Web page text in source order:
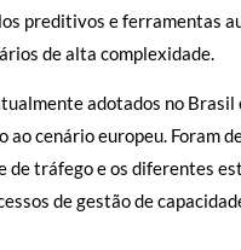
preditivos e ferramentas
de alta complexidade.
adotados no Brasil
cenário europeu. Foram
tráfego e os diferentes
de gestão de